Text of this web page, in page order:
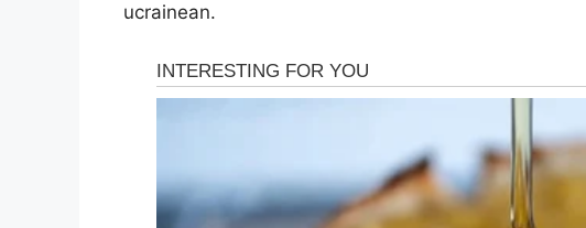
ucrainean.